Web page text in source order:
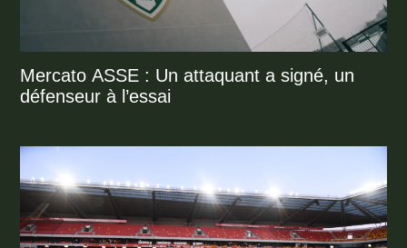
Mercato ASSE : Un attaquant a signé, un
défenseur à l’essai